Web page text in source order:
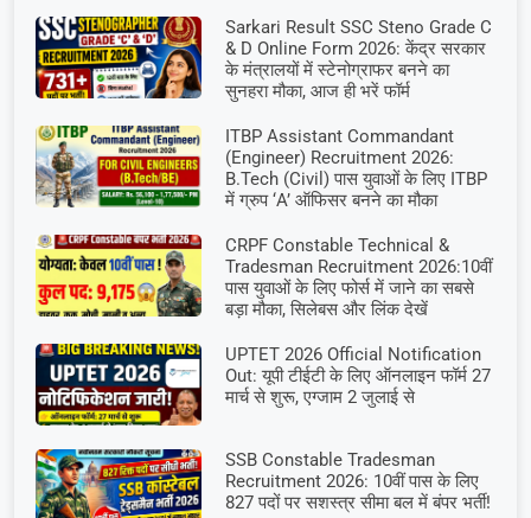
Sarkari Result SSC Steno Grade C
& D Online Form 2026: केंद्र सरकार
के मंत्रालयों में स्टेनोग्राफर बनने का
सुनहरा मौका, आज ही भरें फॉर्म
ITBP Assistant Commandant
(Engineer) Recruitment 2026:
B.Tech (Civil) पास युवाओं के लिए ITBP
में ग्रुप ‘A’ ऑफिसर बनने का मौका
CRPF Constable Technical &
Tradesman Recruitment 2026:10वीं
पास युवाओं के लिए फोर्स में जाने का सबसे
बड़ा मौका, सिलेबस और लिंक देखें
UPTET 2026 Official Notification
Out: यूपी टीईटी के लिए ऑनलाइन फॉर्म 27
मार्च से शुरू, एग्जाम 2 जुलाई से
SSB Constable Tradesman
Recruitment 2026: 10वीं पास के लिए
827 पदों पर सशस्त्र सीमा बल में बंपर भर्ती!